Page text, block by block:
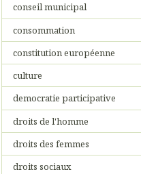
conseil municipal
consommation
constitution européenne
culture
democratie participative
droits de l'homme
droits des femmes
droits sociaux